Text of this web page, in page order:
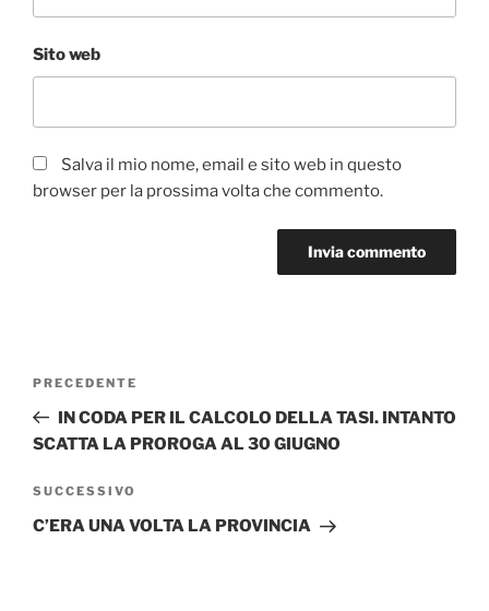
Sito web
Salva il mio nome, email e sito web in questo
browser per la prossima volta che commento.
Articolo
precedente:
PRECEDENTE
IN CODA PER IL CALCOLO DELLA TASI. INTANTO
SCATTA LA PROROGA AL 30 GIUGNO
Articolo
successivo
SUCCESSIVO
C’ERA UNA VOLTA LA PROVINCIA